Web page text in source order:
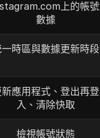
上的帳號
數據
時區與數據更新時段
新應用程式、登出再登
入、清除快取
檢視帳號狀態